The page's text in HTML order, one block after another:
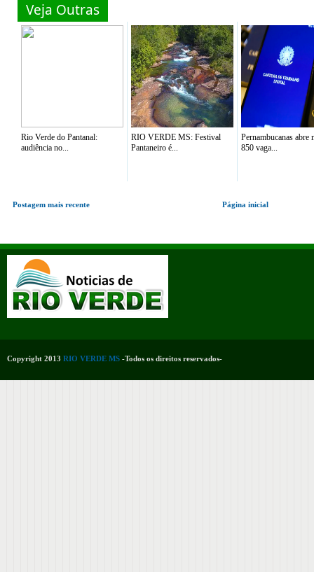
Veja Outras
Rio Verde do Pantanal:
audiência no...
RIO VERDE MS: Festival
Pantaneiro é...
Pernambucanas abre
850 vaga...
Postagem mais recente Página inicial
Copyright 2013 RIO VERDE MS -Todos os direitos reservados-